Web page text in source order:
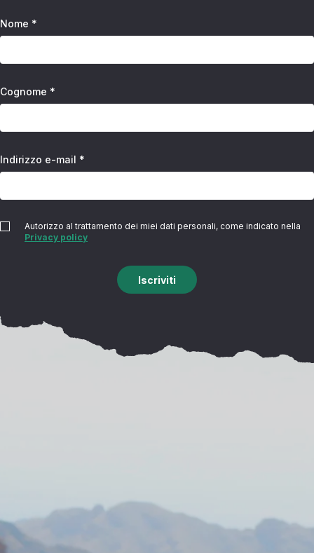
Nome *
Cognome *
Indirizzo e-mail *
Autorizzo al trattamento dei miei dati personali, come indicato nella
Privacy policy
Iscriviti